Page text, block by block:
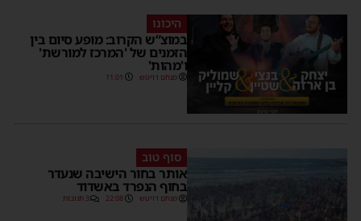
היכונו
במוצ”ש הקרוב: מופע סיום בין
הזמנים של 'המרכז למורשת'
ו'מהות'
מנחם דויטש 11:01
סוף טוב
אותר בחור הישיבה שנעדר
בחוף הנפרד באשדוד
מנחם דויטש 22:08 3 תגובות